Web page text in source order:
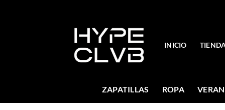
INICIO
ZAPATILLAS ROPA